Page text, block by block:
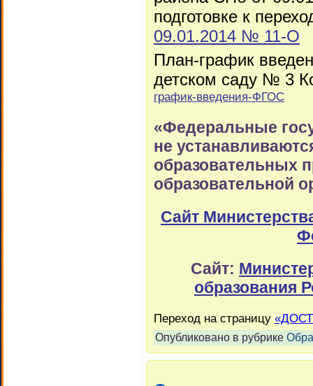
подготовке к
09.01.2014 № 11-О
План-график
детском саду № 3
график-введения-ФГОС
«Федеральные
не
образовательных
образовательной
Сайт
Сайт:
образования
Переход на страницу
Опубликовано в рубрике